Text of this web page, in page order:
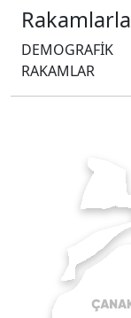
Rakamlarla
DEMOGRAFİK
RAKAMLAR